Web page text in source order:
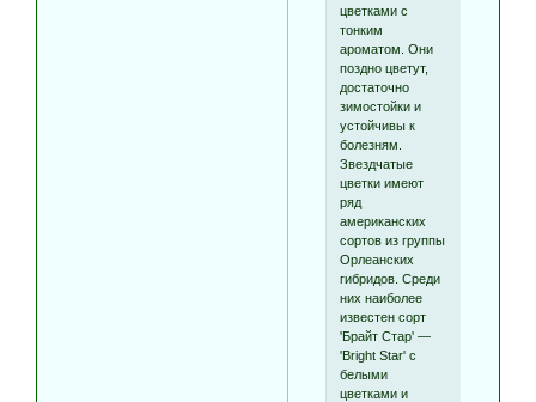
цветками с
тонким
ароматом. Они
поздно цветут,
достаточно
зимостойки и
устойчивы к
болезням.
Звездчатые
цветки имеют
ряд
американских
сортов из группы
Орлеанских
гибридов. Среди
них наиболее
известен сорт
'Брайт Стар' —
'Bright Star' с
белыми
цветками и